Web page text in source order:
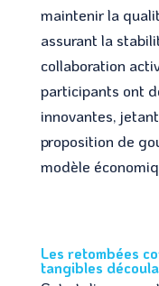
maintenir la
assurant la
collaboration
participants ont
innovantes,
proposition de
modèle
Les retombées
tangibles